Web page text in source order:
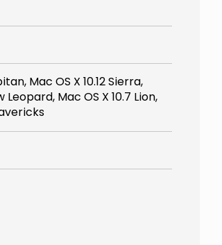
Mac OS X 10.12 Sierra,
Leopard, Mac OS X 10.7 Lion,